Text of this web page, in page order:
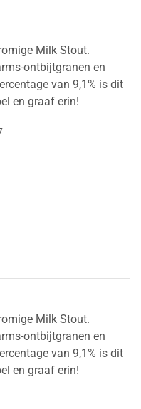
Milk Stout.
ontbijtgranen en
van 9,1% is dit
en graaf erin!
Milk Stout.
ontbijtgranen en
van 9,1% is dit
en graaf erin!